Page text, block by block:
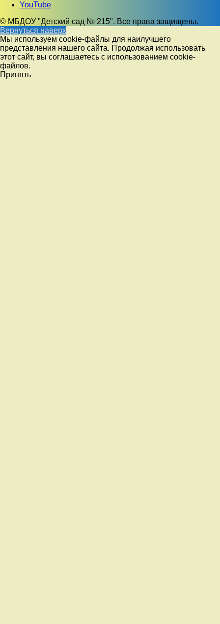
YouTube
© МБДОУ "Детский сад № 215". Все права защищены.
Вернуться наверх
Мы используем cookie-файлы для наилучшего
представления нашего сайта. Продолжая использовать
этот сайт, вы соглашаетесь с использованием cookie-
файлов.
Принять